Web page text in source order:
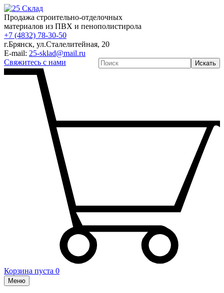
Продажа строительно-отделочных
материалов из ПВХ и пенополистирола
+7 (4832) 78-30-50
г.Брянск, ул.Сталелитейная, 20
E-mail: 25-sklad@mail.ru
Свяжитесь с нами
Искать
Корзина пуста 0
Меню